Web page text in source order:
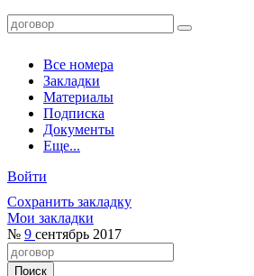
Все номера
Закладки
Материалы
Подписка
Документы
Еще...
Войти
Сохранить закладку
Мои закладки
№ 9 сентябрь 2017